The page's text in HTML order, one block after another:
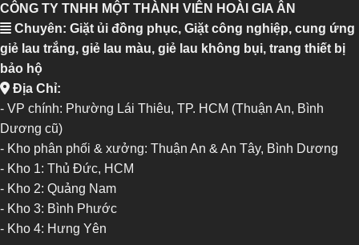
CÔNG TY TNHH MỘT THÀNH VIÊN HOÀI GIA ÂN
Chuyên: Giặt ủi đồng phục, Giặt công nghiệp, cung ứng
giẻ lau trắng, giẻ lau màu, giẻ lau không bụi, trang thiết bị
bảo hộ
Địa Chỉ:
- VP chính: Phường Lái Thiêu, TP. HCM (Thuận An, Bình
Dương cũ)
- Kho phân phối & xưởng: Thuận An & An Tây, Bình Dương
- Kho 1: Thủ Đức, HCM
- Kho 2: Quảng Nam
- Kho 3: Bình Phước
- Kho 4: Hưng Yên